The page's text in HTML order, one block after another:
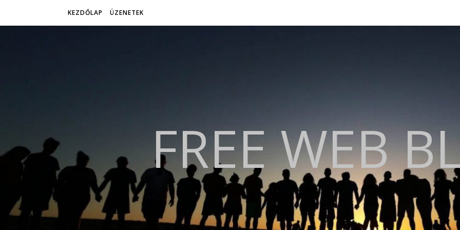
KEZDŐLAP ÜZENETEK
FREE WEB